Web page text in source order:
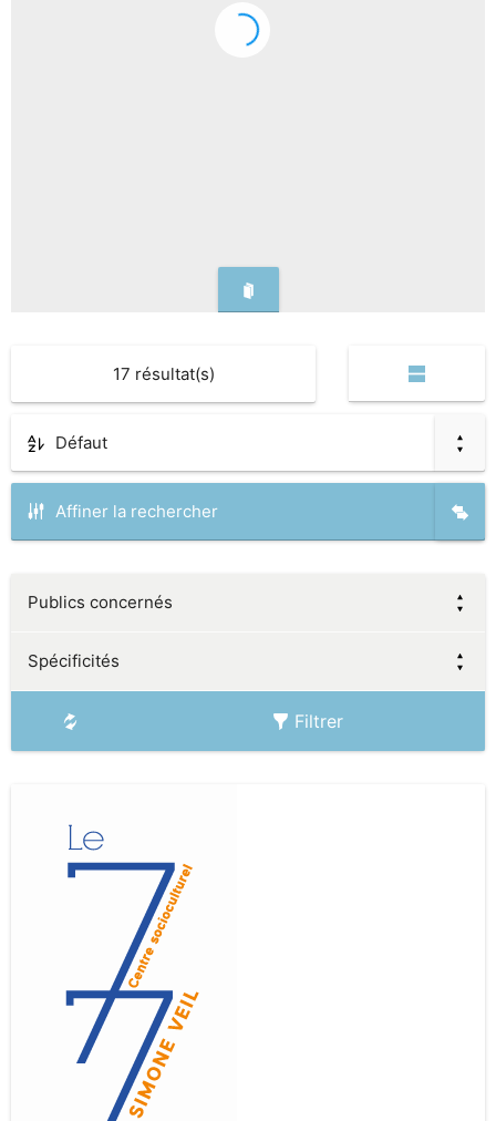
17 résultat(s)
Défaut
Affiner la rechercher
Publics concernés
Spécificités
Filtrer